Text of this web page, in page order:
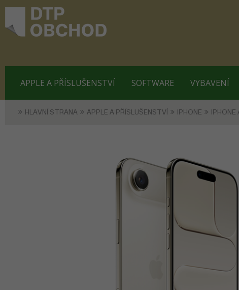
APPLE A PŘÍSLUŠENSTVÍ SOFTWARE VYBAVENÍ
HLAVNÍ STRANA APPLE A PŘÍSLUŠENSTVÍ IPHONE IPHONE